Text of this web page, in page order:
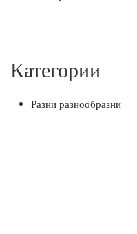
Категории
Разни разнообразни